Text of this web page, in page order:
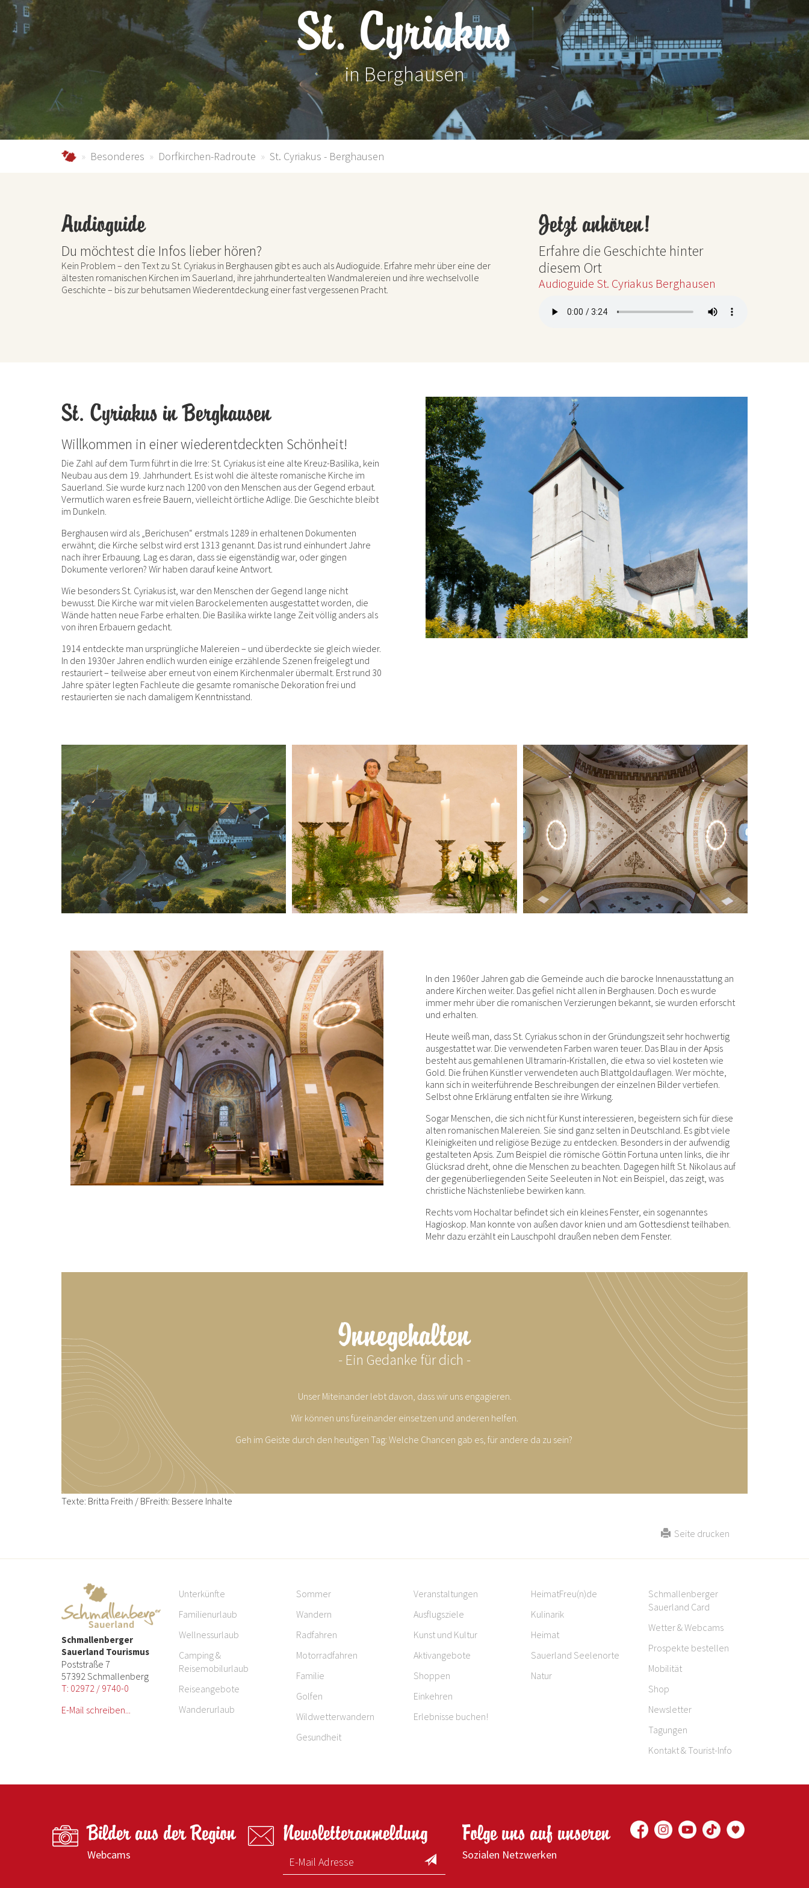
St. Cyriakus
in Berghausen
schmallenberger-sauerland.de
Besonderes Dorfkirchen-Radroute St. Cyriakus - Berghausen
Audioguide
Du möchtest die Infos lieber hören?
Kein Problem – den Text zu St. Cyriakus in Berghausen gibt es auch als Audioguide. Erfahre mehr über eine der
ältesten romanischen Kirchen im Sauerland, ihre jahrhundertealten Wandmalereien und ihre wechselvolle
Geschichte – bis zur behutsamen Wiederentdeckung einer fast vergessenen Pracht.
Jetzt anhören!
Erfahre die Geschichte hinter
diesem Ort
Audioguide St. Cyriakus Berghausen
St. Cyriakus in Berghausen
Willkommen in einer wiederentdeckten Schönheit!
Die Zahl auf dem Turm führt in die Irre: St. Cyriakus ist eine alte Kreuz-Basilika, kein
Neubau aus dem 19. Jahrhundert. Es ist wohl die älteste romanische Kirche im
Sauerland. Sie wurde kurz nach 1200 von den Menschen aus der Gegend erbaut.
Vermutlich waren es freie Bauern, vielleicht örtliche Adlige. Die Geschichte bleibt
im Dunkeln.
Berghausen wird als „Berichusen“ erstmals 1289 in erhaltenen Dokumenten
erwähnt; die Kirche selbst wird erst 1313 genannt. Das ist rund einhundert Jahre
nach ihrer Erbauung. Lag es daran, dass sie eigenständig war, oder gingen
Dokumente verloren? Wir haben darauf keine Antwort.
Wie besonders St. Cyriakus ist, war den Menschen der Gegend lange nicht
bewusst. Die Kirche war mit vielen Barockelementen ausgestattet worden, die
Wände hatten neue Farbe erhalten. Die Basilika wirkte lange Zeit völlig anders als
von ihren Erbauern gedacht.
1914 entdeckte man ursprüngliche Malereien – und überdeckte sie gleich wieder.
In den 1930er Jahren endlich wurden einige erzählende Szenen freigelegt und
restauriert – teilweise aber erneut von einem Kirchenmaler übermalt. Erst rund 30
Jahre später legten Fachleute die gesamte romanische Dekoration frei und
restaurierten sie nach damaligem Kenntnisstand.
In den 1960er Jahren gab die Gemeinde auch die barocke Innenausstattung an
andere Kirchen weiter. Das gefiel nicht allen in Berghausen. Doch es wurde
immer mehr über die romanischen Verzierungen bekannt, sie wurden erforscht
und erhalten.
Heute weiß man, dass St. Cyriakus schon in der Gründungszeit sehr hochwertig
ausgestattet war. Die verwendeten Farben waren teuer. Das Blau in der Apsis
besteht aus gemahlenen Ultramarin-Kristallen, die etwa so viel kosteten wie
Gold. Die frühen Künstler verwendeten auch Blattgoldauflagen. Wer möchte,
kann sich in weiterführende Beschreibungen der einzelnen Bilder vertiefen.
Selbst ohne Erklärung entfalten sie ihre Wirkung.
Sogar Menschen, die sich nicht für Kunst interessieren, begeistern sich für diese
alten romanischen Malereien. Sie sind ganz selten in Deutschland. Es gibt viele
Kleinigkeiten und religiöse Bezüge zu entdecken. Besonders in der aufwendig
gestalteten Apsis. Zum Beispiel die römische Göttin Fortuna unten links, die ihr
Glücksrad dreht, ohne die Menschen zu beachten. Dagegen hilft St. Nikolaus auf
der gegenüberliegenden Seite Seeleuten in Not: ein Beispiel, das zeigt, was
christliche Nächstenliebe bewirken kann.
Rechts vom Hochaltar befindet sich ein kleines Fenster, ein sogenanntes
Hagioskop. Man konnte von außen davor knien und am Gottesdienst teilhaben.
Mehr dazu erzählt ein Lauschpohl draußen neben dem Fenster.
Innegehalten
- Ein Gedanke für dich -
Unser Miteinander lebt davon, dass wir uns engagieren.
Wir können uns füreinander einsetzen und anderen helfen.
Geh im Geiste durch den heutigen Tag: Welche Chancen gab es, für andere da zu sein?
Texte: Britta Freith / BFreith: Bessere Inhalte
Seite drucken
Schmallenberger
Sauerland Tourismus
Poststraße 7
57392 Schmallenberg
T: 02972 / 9740-0
E-Mail schreiben...
Unterkünfte
Familienurlaub
Wellnessurlaub
Camping &
Reisemobilurlaub
Reiseangebote
Wanderurlaub
Sommer
Wandern
Radfahren
Motorradfahren
Familie
Golfen
Wildwetterwandern
Gesundheit
Veranstaltungen
Ausflugsziele
Kunst und Kultur
Aktivangebote
Shoppen
Einkehren
Erlebnisse buchen!
HeimatFreu(n)de
Kulinarik
Heimat
Sauerland Seelenorte
Natur
Schmallenberger
Sauerland Card
Wetter & Webcams
Prospekte bestellen
Mobilität
Shop
Newsletter
Tagungen
Kontakt & Tourist-Info
Bilder aus der Region
Webcams
Newsletteranmeldung Folge uns auf unseren
Sozialen Netzwerken